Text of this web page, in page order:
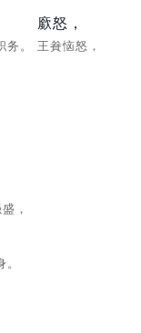
务。
廞怒，
王貵恼怒，
，
。